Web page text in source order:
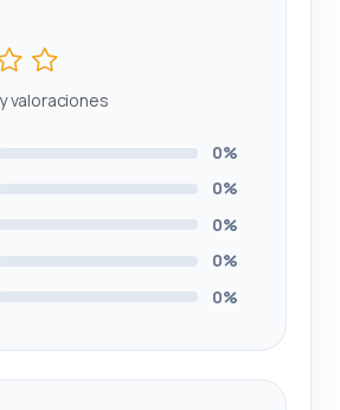
valoraciones
0%
0%
0%
0%
0%